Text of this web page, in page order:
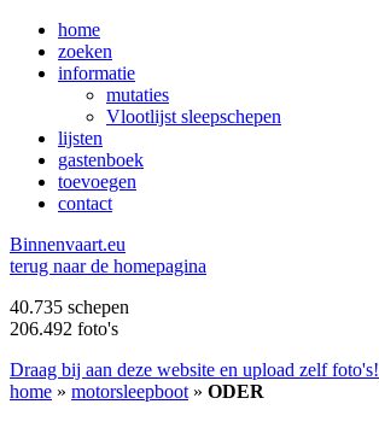
home
zoeken
informatie
mutaties
Vlootlijst sleepschepen
lijsten
gastenboek
toevoegen
contact
Binnenvaart.eu
terug naar de homepagina
40.735 schepen
206.492 foto's
Draag bij aan deze website en upload zelf foto's!
home » motorsleepboot » ODER